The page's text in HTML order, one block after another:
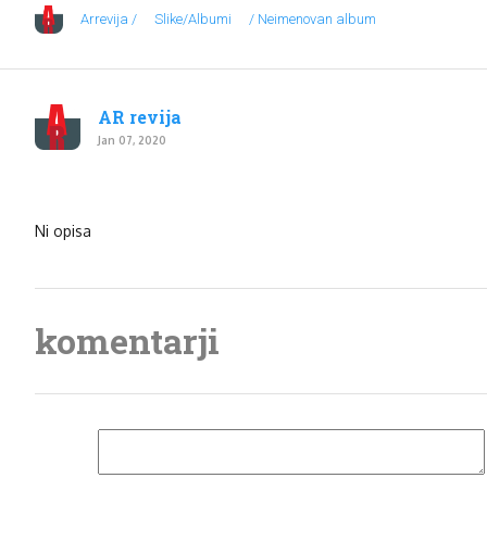
Arrevija / Slike/Albumi / Neimenovan album
AR revija
Jan 07, 2020
Ni opisa
komentarji